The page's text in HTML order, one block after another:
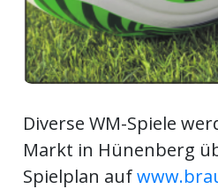
Diverse WM-Spiele
Markt in Hünenberg
Spielplan auf